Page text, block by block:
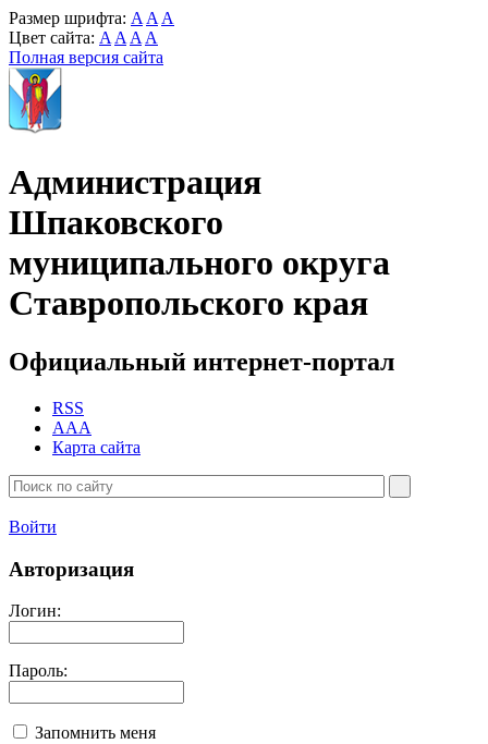
Размер шрифта: A A A
Цвет сайта: A A A A
Полная версия сайта
Администрация
Шпаковского
муниципального округа
Ставропольского края
Официальный интернет-портал
RSS
AAA
Карта сайта
Войти
Авторизация
Логин:
Пароль:
Запомнить меня